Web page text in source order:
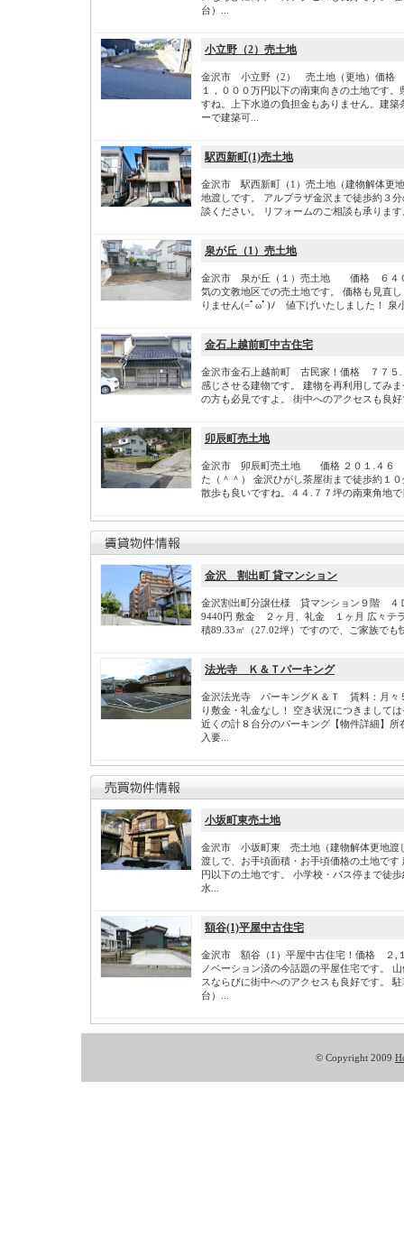
台）...
小立野（2）売土地
金沢市 小立野（2） 売土地（更地）価格
１，０００万円以下の南東向きの土地です
すね。上下水道の負担金もありません。建
ーで建築可...
駅西新町(1)売土地
金沢市 駅西新町（1）売土地（建物解体更
地渡しです。 アルプラザ金沢まで徒歩約３
談ください。 リフォームのご相談も承りま
泉が丘（1）売土地
金沢市 泉が丘（１）売土地 価格 ６
気の文教地区での売土地です。 価格も見直
りません(=ﾟωﾟ)ﾉ 値下げいたしました！ 泉
金石上越前町中古住宅
金沢市金石上越前町 古民家！価格 ７７５.
感じさせる建物です。 建物を再利用してみ
の方も必見ですよ。 街中へのアクセスも良
卯辰町売土地
金沢市 卯辰町売土地 価格 ２０１.４
た（＾＾） 金沢ひがし茶屋街まで徒歩約１
散歩も良いですね。４４.７７坪の南東角地
金沢 割出町 貸マンション
金沢割出町分譲仕様 貸マンション９階
9440円 敷金 ２ヶ月、礼金 １ヶ月 広々テ
積89.33㎡（27.02坪）ですので、ご家族でも
法光寺 Ｋ＆Ｔパーキング
金沢法光寺 パーキングＫ＆Ｔ 賃料：月々
り敷金・礼金なし！ 空き状況につきまして
近くの計８台分のパーキング【物件詳細】
入要...
小坂町東売土地
金沢市 小坂町東 売土地（建物解体更地渡
渡しで、お手頃面積・お手頃価格の土地で
円以下の土地です。 小学校・バス停まで徒
水...
額谷(1)平屋中古住宅
金沢市 額谷（1）平屋中古住宅！価格 ２,
ノベーション済の今話題の平屋住宅です。
スならびに街中へのアクセスも良好です。
台）...
© Copyright 2009